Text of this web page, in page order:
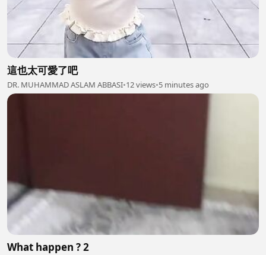
這也太可愛了吧
DR. MUHAMMAD ASLAM ABBASI•12 views•5 minutes ago
What happen ? 2